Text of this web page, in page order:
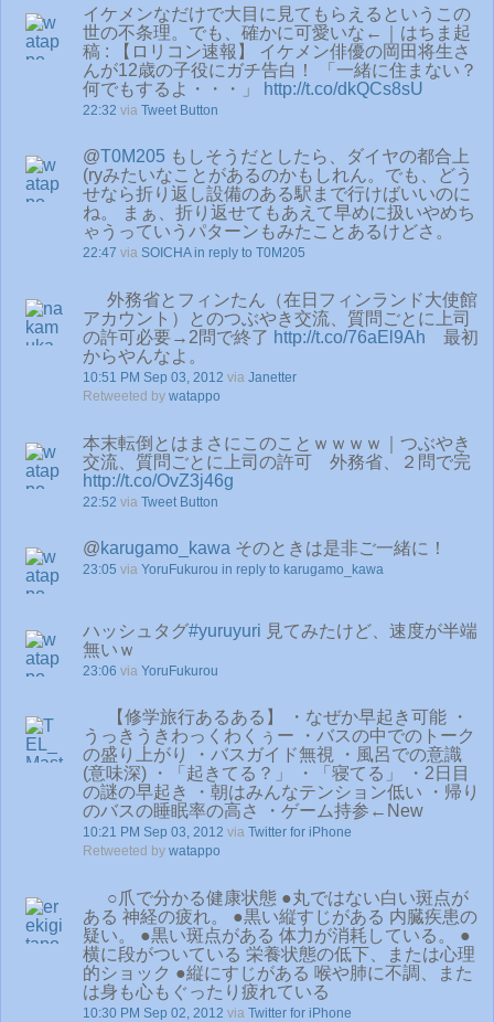
イケメンなだけで大目に見てもらえるというこの
世の不条理。でも、確かに可愛いな←｜はちま起
稿 : 【ロリコン速報】 イケメン俳優の岡田将生さ
んが12歳の子役にガチ告白！ 「一緒に住まない？
何でもするよ・・・」
http://t.co/dkQCs8sU
22:32 via Tweet Button
@T0M205 もしそうだとしたら、ダイヤの都合上
(ryみたいなことがあるのかもしれん。でも、どう
せなら折り返し設備のある駅まで行けばいいのに
ね。 まぁ、折り返せてもあえて早めに扱いやめち
ゃうっていうパターンもみたことあるけどさ。
22:47 via SOICHA in reply to T0M205
外務省とフィンたん（在日フィンランド大使館
アカウント）とのつぶやき交流、質問ごとに上司
の許可必要→2問で終了 http://t.co/76aEl9Ah 最初
からやんなよ。
10:51 PM Sep 03, 2012 via Janetter
Retweeted by watappo
本末転倒とはまさにこのことｗｗｗｗ｜つぶやき
交流、質問ごとに上司の許可 外務省、２問で完
http://t.co/OvZ3j46g
22:52 via Tweet Button
@karugamo_kawa そのときは是非ご一緒に！
23:05 via YoruFukurou in reply to karugamo_kawa
ハッシュタグ#yuruyuri 見てみたけど、速度が半端
無いｗ
23:06 via YoruFukurou
【修学旅行あるある】 ・なぜか早起き可能 ・
うっきうきわっくわくぅー ・バスの中でのトーク
の盛り上がり ・バスガイド無視 ・風呂での意識
(意味深) ・「起きてる？」 ・「寝てる」 ・2日目
の謎の早起き ・朝はみんなテンション低い ・帰り
のバスの睡眠率の高さ ・ゲーム持参←New
10:21 PM Sep 03, 2012 via Twitter for iPhone
Retweeted by watappo
○爪で分かる健康状態 ●丸ではない白い斑点が
ある 神経の疲れ。 ●黒い縦すじがある 内臓疾患の
疑い。 ●黒い斑点がある 体力が消耗している。 ●
横に段がついている 栄養状態の低下、または心理
的ショック ●縦にすじがある 喉や肺に不調、また
は身も心もぐったり疲れている
10:30 PM Sep 02, 2012 via Twitter for iPhone